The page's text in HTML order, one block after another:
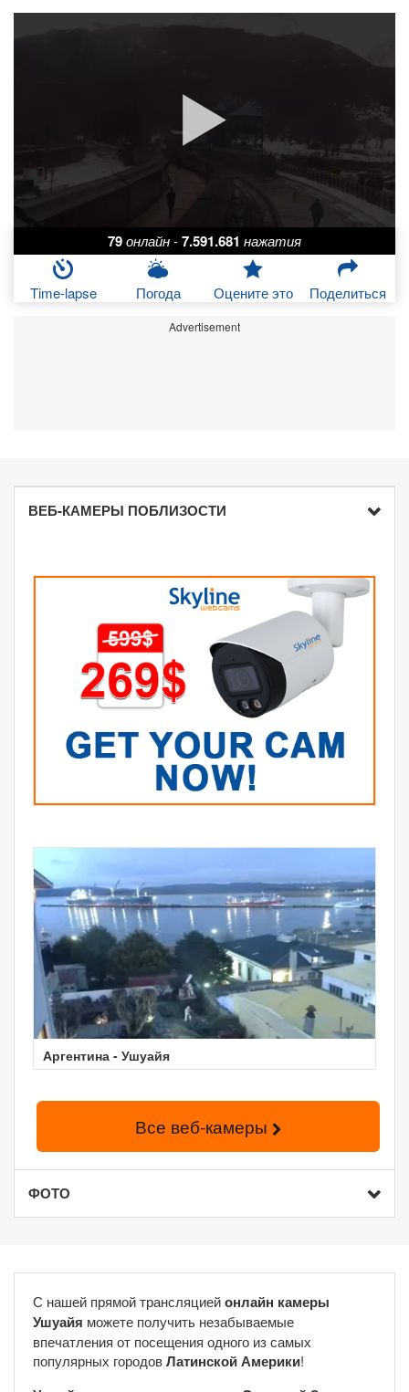
79онлайн-7.591.681 нажатия
Time-lapse Погода Оцените это Поделиться
Advertisement
ВЕБ-КАМЕРЫ ПОБЛИЗОСТИ
Аргентина - Ушуайя
Все веб-камеры
ФОТО
С нашей прямой трансляциейонлайн камеры
Ушуайя можете получить незабываемые
впечатления от посещения одного из самых
популярных городовЛатинской Америки!